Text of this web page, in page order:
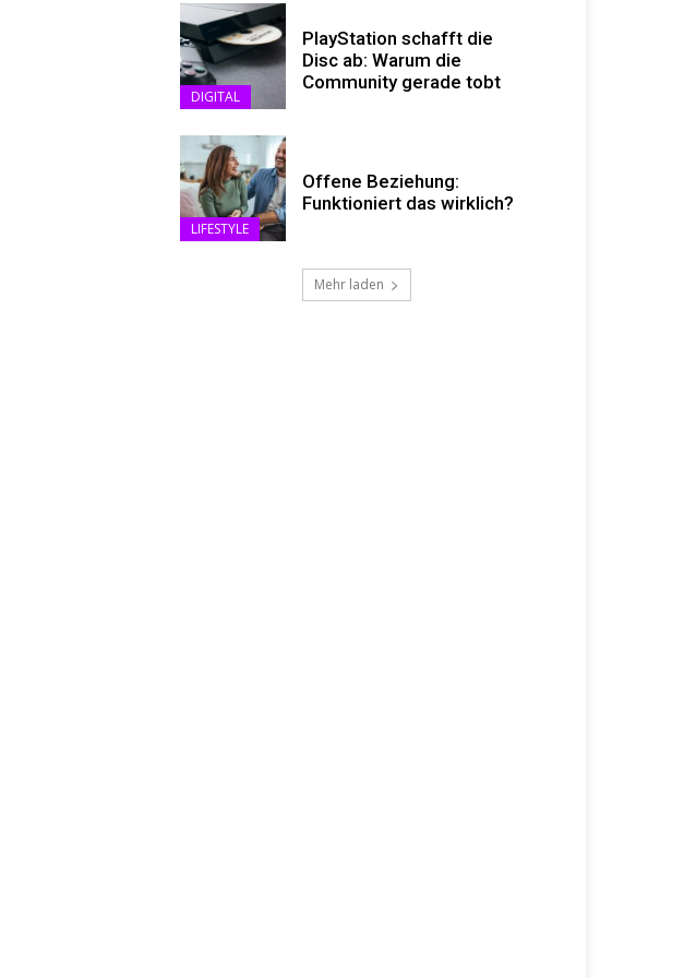
DIGITAL
PlayStation schafft die
Disc ab: Warum die
Community gerade tobt
LIFESTYLE
Offene Beziehung:
Funktioniert das wirklich?
Mehr laden